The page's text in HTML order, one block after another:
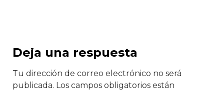
Deja una respuesta
Tu dirección de correo electrónico no será
publicada. Los campos obligatorios están